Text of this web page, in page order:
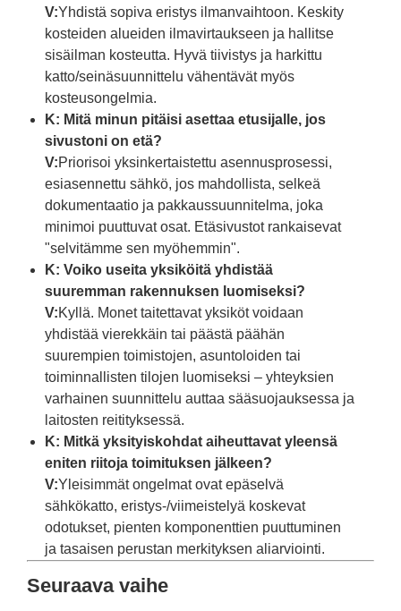
V:Yhdistä sopiva eristys ilmanvaihtoon. Keskity
kosteiden alueiden ilmavirtaukseen ja hallitse
sisäilman kosteutta. Hyvä tiivistys ja harkittu
katto/seinäsuunnittelu vähentävät myös
kosteusongelmia.
K: Mitä minun pitäisi asettaa etusijalle, jos
sivustoni on etä?
V:Priorisoi yksinkertaistettu asennusprosessi,
esiasennettu sähkö, jos mahdollista, selkeä
dokumentaatio ja pakkaussuunnitelma, joka
minimoi puuttuvat osat. Etäsivustot rankaisevat
"selvitämme sen myöhemmin".
K: Voiko useita yksiköitä yhdistää
suuremman rakennuksen luomiseksi?
V:Kyllä. Monet taitettavat yksiköt voidaan
yhdistää vierekkäin tai päästä päähän
suurempien toimistojen, asuntoloiden tai
toiminnallisten tilojen luomiseksi – yhteyksien
varhainen suunnittelu auttaa sääsuojauksessa ja
laitosten reitityksessä.
K: Mitkä yksityiskohdat aiheuttavat yleensä
eniten riitoja toimituksen jälkeen?
V:Yleisimmät ongelmat ovat epäselvä
sähkökatto, eristys-/viimeistelyä koskevat
odotukset, pienten komponenttien puuttuminen
ja tasaisen perustan merkityksen aliarviointi.
Seuraava vaihe